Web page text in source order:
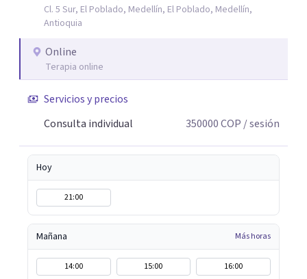
para la gestión del duelo afectivo
Cl. 5 Sur, El Poblado, Medellín, El Poblado, Medellín,
Antioquia
Online
Terapia online
Servicios y precios
Consulta individual
350000COP / sesión
Hoy
21:00
Mañana Más horas
14:00 15:00
16:00